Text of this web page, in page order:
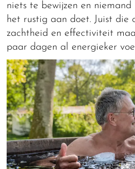
niets te bewijzen en
het rustig aan doet. Juist die
zachtheid en effectiviteit
paar dagen al energieker